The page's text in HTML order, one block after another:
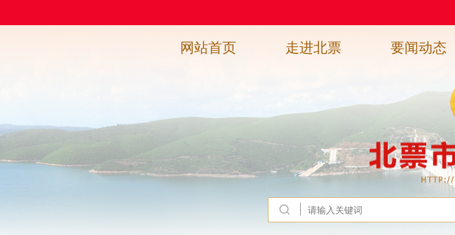
网站首页 走进北票 要闻动态